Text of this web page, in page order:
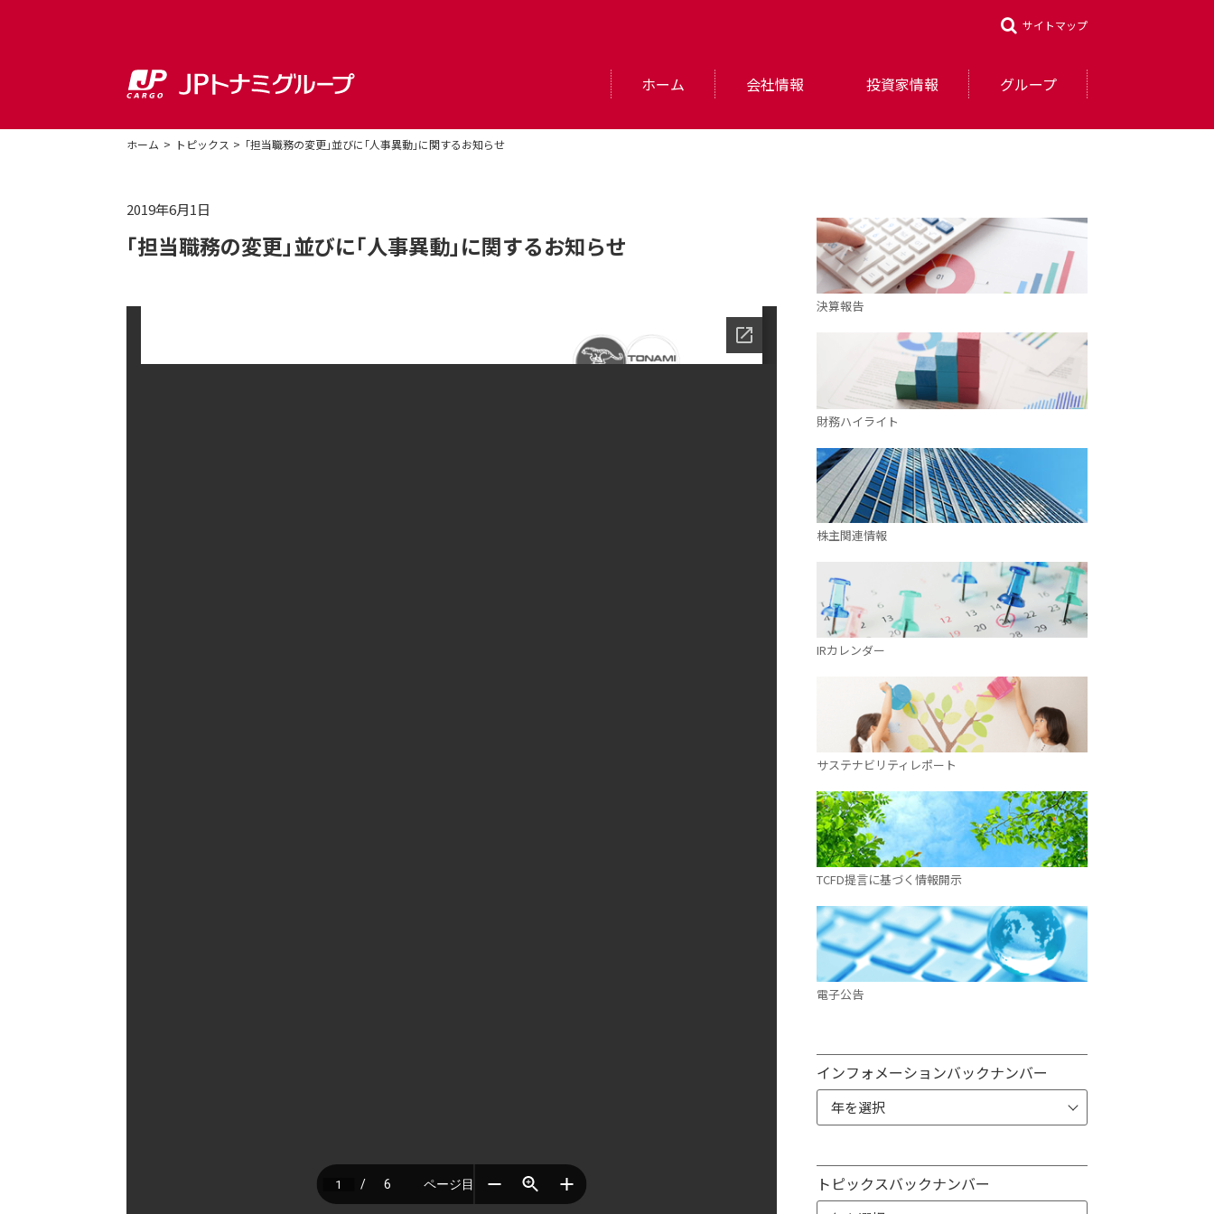
サイトマップ
ホーム 会社情報 投資家情報 グループ
ホーム トピックス 「担当職務の変更」並びに「人事異動」に関するお知らせ
2019年6月1日
「担当職務の変更」並びに「人事異動」に関するお知らせ
決算報告
財務ハイライト
株主関連情報
IRカレンダー
サステナビリティレポート
TCFD提言に基づく情報開示
電子公告
インフォメーションバックナンバー
トピックスバックナンバー